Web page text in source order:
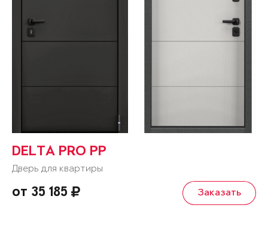
DELTA PRO PP
Дверь для квартиры
от 35 185 Заказать